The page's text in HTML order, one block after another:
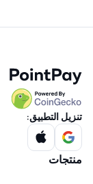
تنزيل التطبيق:
منتجات